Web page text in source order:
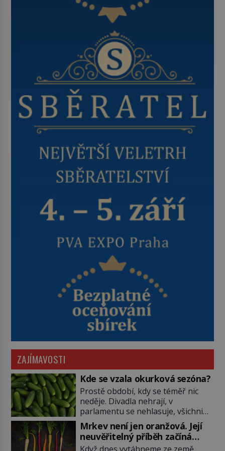
ZAJÍMAVOSTI
Kde se vzala okurková sezóna?
Prostě období, kdy se téměř nic
neděje. Divadla nehrají, v
parlamentu se nehlasuje, všichni
jsou na dovolené a média tak
nemají o čem mluvit a psát. A
vymýšlejí si proto témata, které
Mrkev není jen oranžová. Její
neuvěřitelný příběh začíná
fialovou barvou